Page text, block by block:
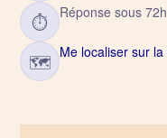
⏱ Réponse sous
🗺 Me localiser sur